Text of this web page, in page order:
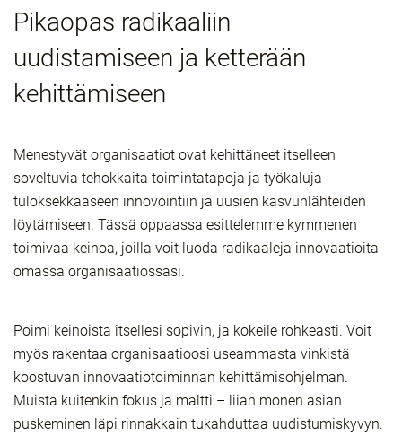
Pikaopas radikaaliin
uudistamiseen ja ketterään
kehittämiseen
Menestyvät organisaatiot ovat kehittäneet itselleen
soveltuvia tehokkaita toimintatapoja ja työkaluja
tuloksekkaaseen innovointiin ja uusien kasvunlähteiden
löytämiseen. Tässä oppaassa esittelemme kymmenen
toimivaa keinoa, joilla voit luoda radikaaleja innovaatioita
omassa organisaatiossasi.
Poimi keinoista itsellesi sopivin, ja kokeile rohkeasti. Voit
myös rakentaa organisaatioosi useammasta vinkistä
koostuvan innovaatiotoiminnan kehittämisohjelman.
Muista kuitenkin fokus ja maltti – liian monen asian
puskeminen läpi rinnakkain tukahduttaa uudistumiskyvyn.